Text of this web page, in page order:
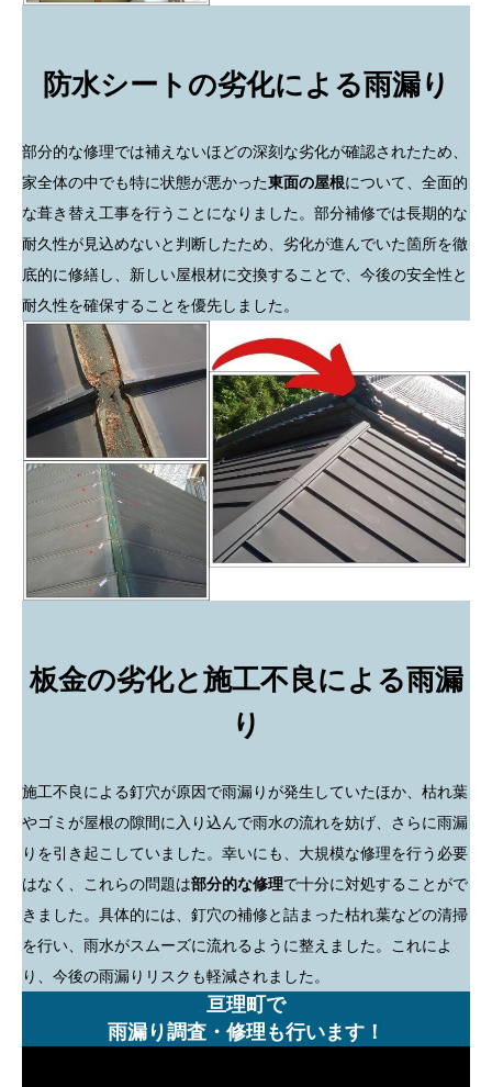
防水シートの劣化による雨漏り
部分的な修理では補えないほどの深刻な劣化が確認されたため、
家全体の中でも特に状態が悪かった東面の屋根について、全面的
な葺き替え工事を行うことになりました。部分補修では長期的な
耐久性が見込めないと判断したため、劣化が進んでいた箇所を徹
底的に修繕し、新しい屋根材に交換することで、今後の安全性と
耐久性を確保することを優先しました。
板金の劣化と施工不良による雨漏
り
施工不良による釘穴が原因で雨漏りが発生していたほか、枯れ葉
やゴミが屋根の隙間に入り込んで雨水の流れを妨げ、さらに雨漏
りを引き起こしていました。幸いにも、大規模な修理を行う必要
はなく、これらの問題は部分的な修理で十分に対処することがで
きました。具体的には、釘穴の補修と詰まった枯れ葉などの清掃
を行い、雨水がスムーズに流れるように整えました。これによ
り、今後の雨漏りリスクも軽減されました。
亘理町で
雨漏り調査・修理も行います！